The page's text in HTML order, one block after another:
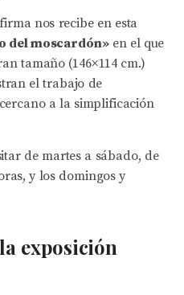
nos recibe en esta
del moscardón»en el que
tamaño (146×114 cm.)
el trabajo de
a la simplificación
de martes a sábado, de
y los domingos y
exposición